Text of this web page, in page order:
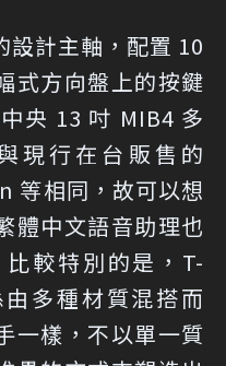
設計主軸，配置 10
式方向盤上的按鍵
央 13 吋 MIB4 多
現行在台販售的
等相同，故可以想
體中文語音助理也
較特別的是，T-
多種材質混搭而
一樣，不以單一質